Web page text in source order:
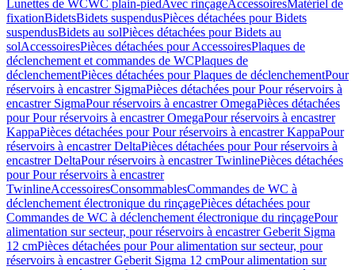
Lunettes de WCWC plain-piedAvec rinçageAccessoiresMatériel de
fixationBidetsBidets suspendusPièces détachées pour Bidets
suspendusBidets au solPièces détachées pour Bidets au
solAccessoiresPièces détachées pour AccessoiresPlaques de
déclenchement et commandes de WCPlaques de
déclenchementPièces détachées pour Plaques de déclenchementPour
réservoirs à encastrer SigmaPièces détachées pour Pour réservoirs à
encastrer SigmaPour réservoirs à encastrer OmegaPièces détachées
pour Pour réservoirs à encastrer OmegaPour réservoirs à encastrer
KappaPièces détachées pour Pour réservoirs à encastrer KappaPour
réservoirs à encastrer DeltaPièces détachées pour Pour réservoirs à
encastrer DeltaPour réservoirs à encastrer TwinlinePièces détachées
pour Pour réservoirs à encastrer
TwinlineAccessoiresConsommablesCommandes de WC à
déclenchement électronique du rinçagePièces détachées pour
Commandes de WC à déclenchement électronique du rinçagePour
alimentation sur secteur, pour réservoirs à encastrer Geberit Sigma
12 cmPièces détachées pour Pour alimentation sur secteur, pour
réservoirs à encastrer Geberit Sigma 12 cmPour alimentation sur